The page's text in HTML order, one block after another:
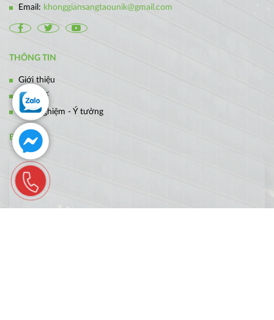
Email: khonggiansangtaounik@gmail.com
THÔNG TIN
Giới thiệu
Thiết kế
Kinh nghiệm - Ý tưởng
BẢN ĐỒ